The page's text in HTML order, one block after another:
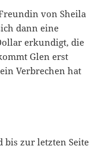
von Sheila
dann eine
erkundigt, die
Glen erst
Verbrechen hat
bis zur letzten Seite